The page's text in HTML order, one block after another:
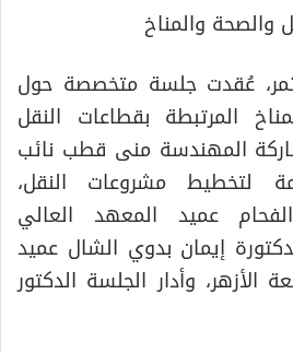
والمناخ
عُقدت جلسة متخصصة حول
المرتبطة بقطاعات النقل
المهندسة منى قطب نائب
لتخطيط مشروعات النقل،
عميد المعهد العالي
إيمان بدوي الشال عميد
الأزهر، وأدار الجلسة الدكتور